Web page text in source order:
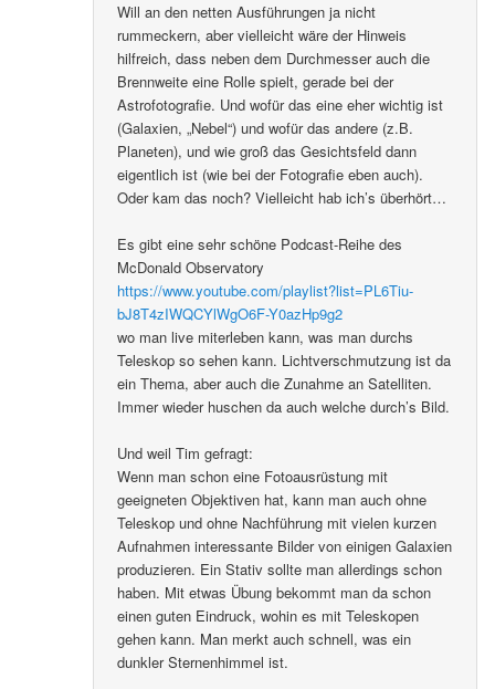
Will an den netten Ausführungen ja nicht
rummeckern, aber vielleicht wäre der Hinweis
hilfreich, dass neben dem Durchmesser auch die
Brennweite eine Rolle spielt, gerade bei der
Astrofotografie. Und wofür das eine eher wichtig ist
(Galaxien, „Nebel“) und wofür das andere (z.B.
Planeten), und wie groß das Gesichtsfeld dann
eigentlich ist (wie bei der Fotografie eben auch).
Oder kam das noch? Vielleicht hab ich’s überhört…
Es gibt eine sehr schöne Podcast-Reihe des
McDonald Observatory
https://www.youtube.com/playlist?list=PL6Tiu-
bJ8T4zIWQCYlWgO6F-Y0azHp9g2
wo man live miterleben kann, was man durchs
Teleskop so sehen kann. Lichtverschmutzung ist da
ein Thema, aber auch die Zunahme an Satelliten.
Immer wieder huschen da auch welche durch’s Bild.
Und weil Tim gefragt:
Wenn man schon eine Fotoausrüstung mit
geeigneten Objektiven hat, kann man auch ohne
Teleskop und ohne Nachführung mit vielen kurzen
Aufnahmen interessante Bilder von einigen Galaxien
produzieren. Ein Stativ sollte man allerdings schon
haben. Mit etwas Übung bekommt man da schon
einen guten Eindruck, wohin es mit Teleskopen
gehen kann. Man merkt auch schnell, was ein
dunkler Sternenhimmel ist.